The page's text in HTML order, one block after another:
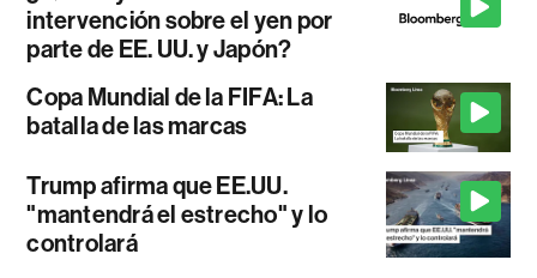
intervención sobre el yen por
parte de EE. UU. y Japón?
Copa Mundial de la FIFA: La
batalla de las marcas
Trump afirma que EE.UU.
"mantendrá el estrecho" y lo
controlará